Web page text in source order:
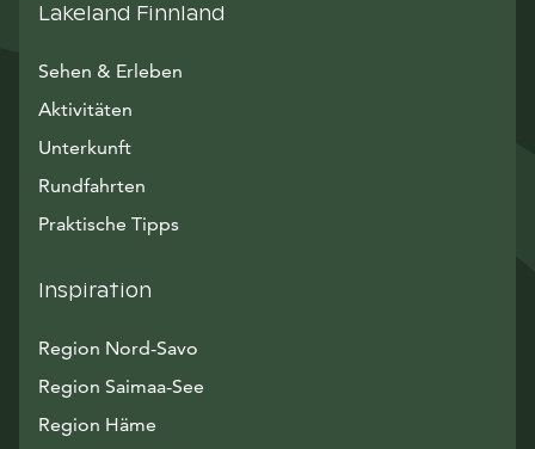
Lakeland Finnland
Sehen & Erleben
Aktivitäten
Unterkunft
Rundfahrten
Praktische Tipps
Inspiration
Region Nord-Savo
Region Saimaa-See
Region Häme